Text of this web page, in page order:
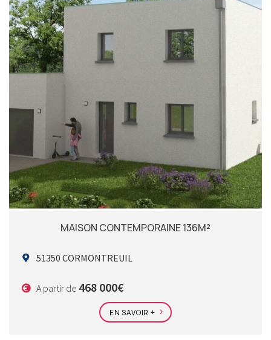
MAISON CONTEMPORAINE 136M²
51350 CORMONTREUIL
A partir de 468 000€
EN SAVOIR +